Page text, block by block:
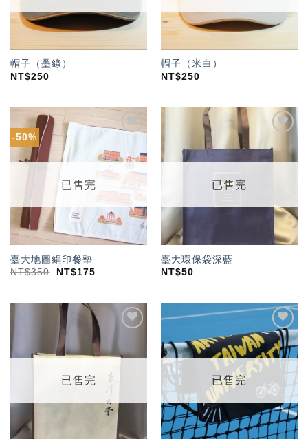
帽子（墨綠）
NT$250
帽子（米白）
NT$250
-50%
「願
望輕
單」
已售完
臺大地圖絹印餐墊
NT$350 NT$175
「願
望輕
已售完
臺大環保袋深藍
NT$50
望輕
已售完
加入
「願
望輕
單」
已售完